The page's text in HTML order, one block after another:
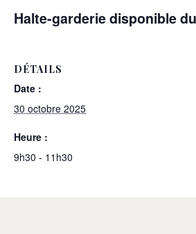
Halte-garderie disponible
DÉTAILS
Date :
30 octobre 2025
Heure :
9h30 - 11h30